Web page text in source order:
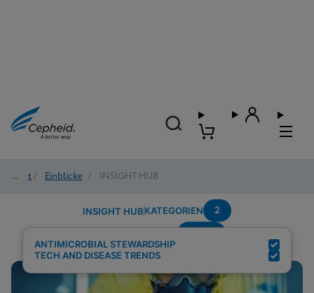
Start / Einblicke / INSIGHT HUB
INSIGHT HUBKATEGORIEN 2
ANTIMICROBIAL STEWARDSHIP
TECH AND DISEASE TRENDS